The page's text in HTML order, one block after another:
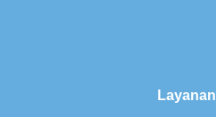
Layanan